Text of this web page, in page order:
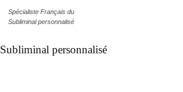
Spécialiste Français du
Subliminal personnalisé
Subliminal personnalisé